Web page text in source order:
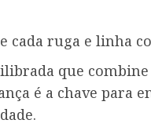
cada ruga e linha
que
é a chave para